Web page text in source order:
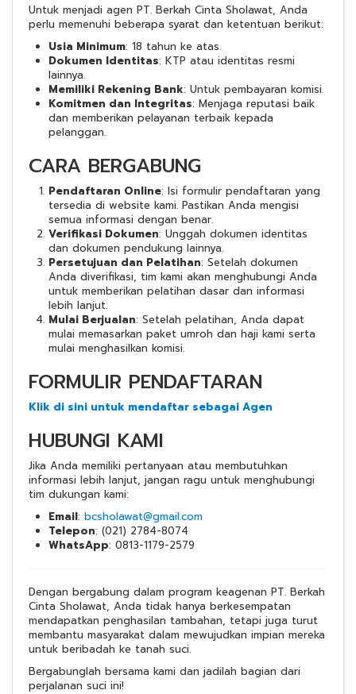
Untuk menjadi agen PT. Berkah Cinta Sholawat, Anda
perlu memenuhi beberapa syarat dan ketentuan berikut:
Usia Minimum: 18 tahun ke atas.
Dokumen Identitas: KTP atau identitas resmi
lainnya.
Memiliki Rekening Bank: Untuk pembayaran komisi.
Komitmen dan Integritas: Menjaga reputasi baik
dan memberikan pelayanan terbaik kepada
pelanggan.
CARA BERGABUNG
Pendaftaran Online: Isi formulir pendaftaran yang
tersedia di website kami. Pastikan Anda mengisi
semua informasi dengan benar.
Verifikasi Dokumen: Unggah dokumen identitas
dan dokumen pendukung lainnya.
Persetujuan dan Pelatihan: Setelah dokumen
Anda diverifikasi, tim kami akan menghubungi Anda
untuk memberikan pelatihan dasar dan informasi
lebih lanjut.
Mulai Berjualan: Setelah pelatihan, Anda dapat
mulai memasarkan paket umroh dan haji kami serta
mulai menghasilkan komisi.
FORMULIR PENDAFTARAN
Klik di sini untuk mendaftar sebagai Agen
HUBUNGI KAMI
Jika Anda memiliki pertanyaan atau membutuhkan
informasi lebih lanjut, jangan ragu untuk menghubungi
tim dukungan kami:
Email: bcsholawat@gmail.com
Telepon: (021) 2784-8074
WhatsApp: 0813-1179-2579
Dengan bergabung dalam program keagenan PT. Berkah
Cinta Sholawat, Anda tidak hanya berkesempatan
mendapatkan penghasilan tambahan, tetapi juga turut
membantu masyarakat dalam mewujudkan impian mereka
untuk beribadah ke tanah suci.
Bergabunglah bersama kami dan jadilah bagian dari
perjalanan suci ini!